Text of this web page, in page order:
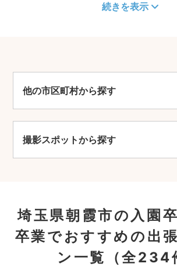
続きを表示
他の市区町村から探す
撮影スポットから探す
埼玉県朝霞市の入園
卒業でおすすめの出
ン一覧
（全234